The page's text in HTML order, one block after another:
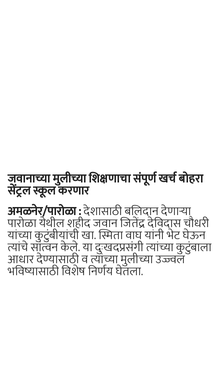
जवानाच्या मुलीच्या शिक्षणाचा संपूर्ण खर्च बोहरा
सेंट्रल स्कूल करणार
अमळनेर/पारोळा :देशासाठी बलिदान देणाऱ्या
पारोळा येथील शहीद जवान जितेंद्र देविदास चौधरी
यांच्या कुटुंबीयांची खा. स्मिता वाघ यांनी भेट घेऊन
त्यांचे सांत्वन केले. या दुःखदप्रसंगी त्यांच्या कुटुंबाला
आधार देण्यासाठी व त्यांच्या मुलीच्या उज्ज्वल
भविष्यासाठी विशेष निर्णय घेतला.